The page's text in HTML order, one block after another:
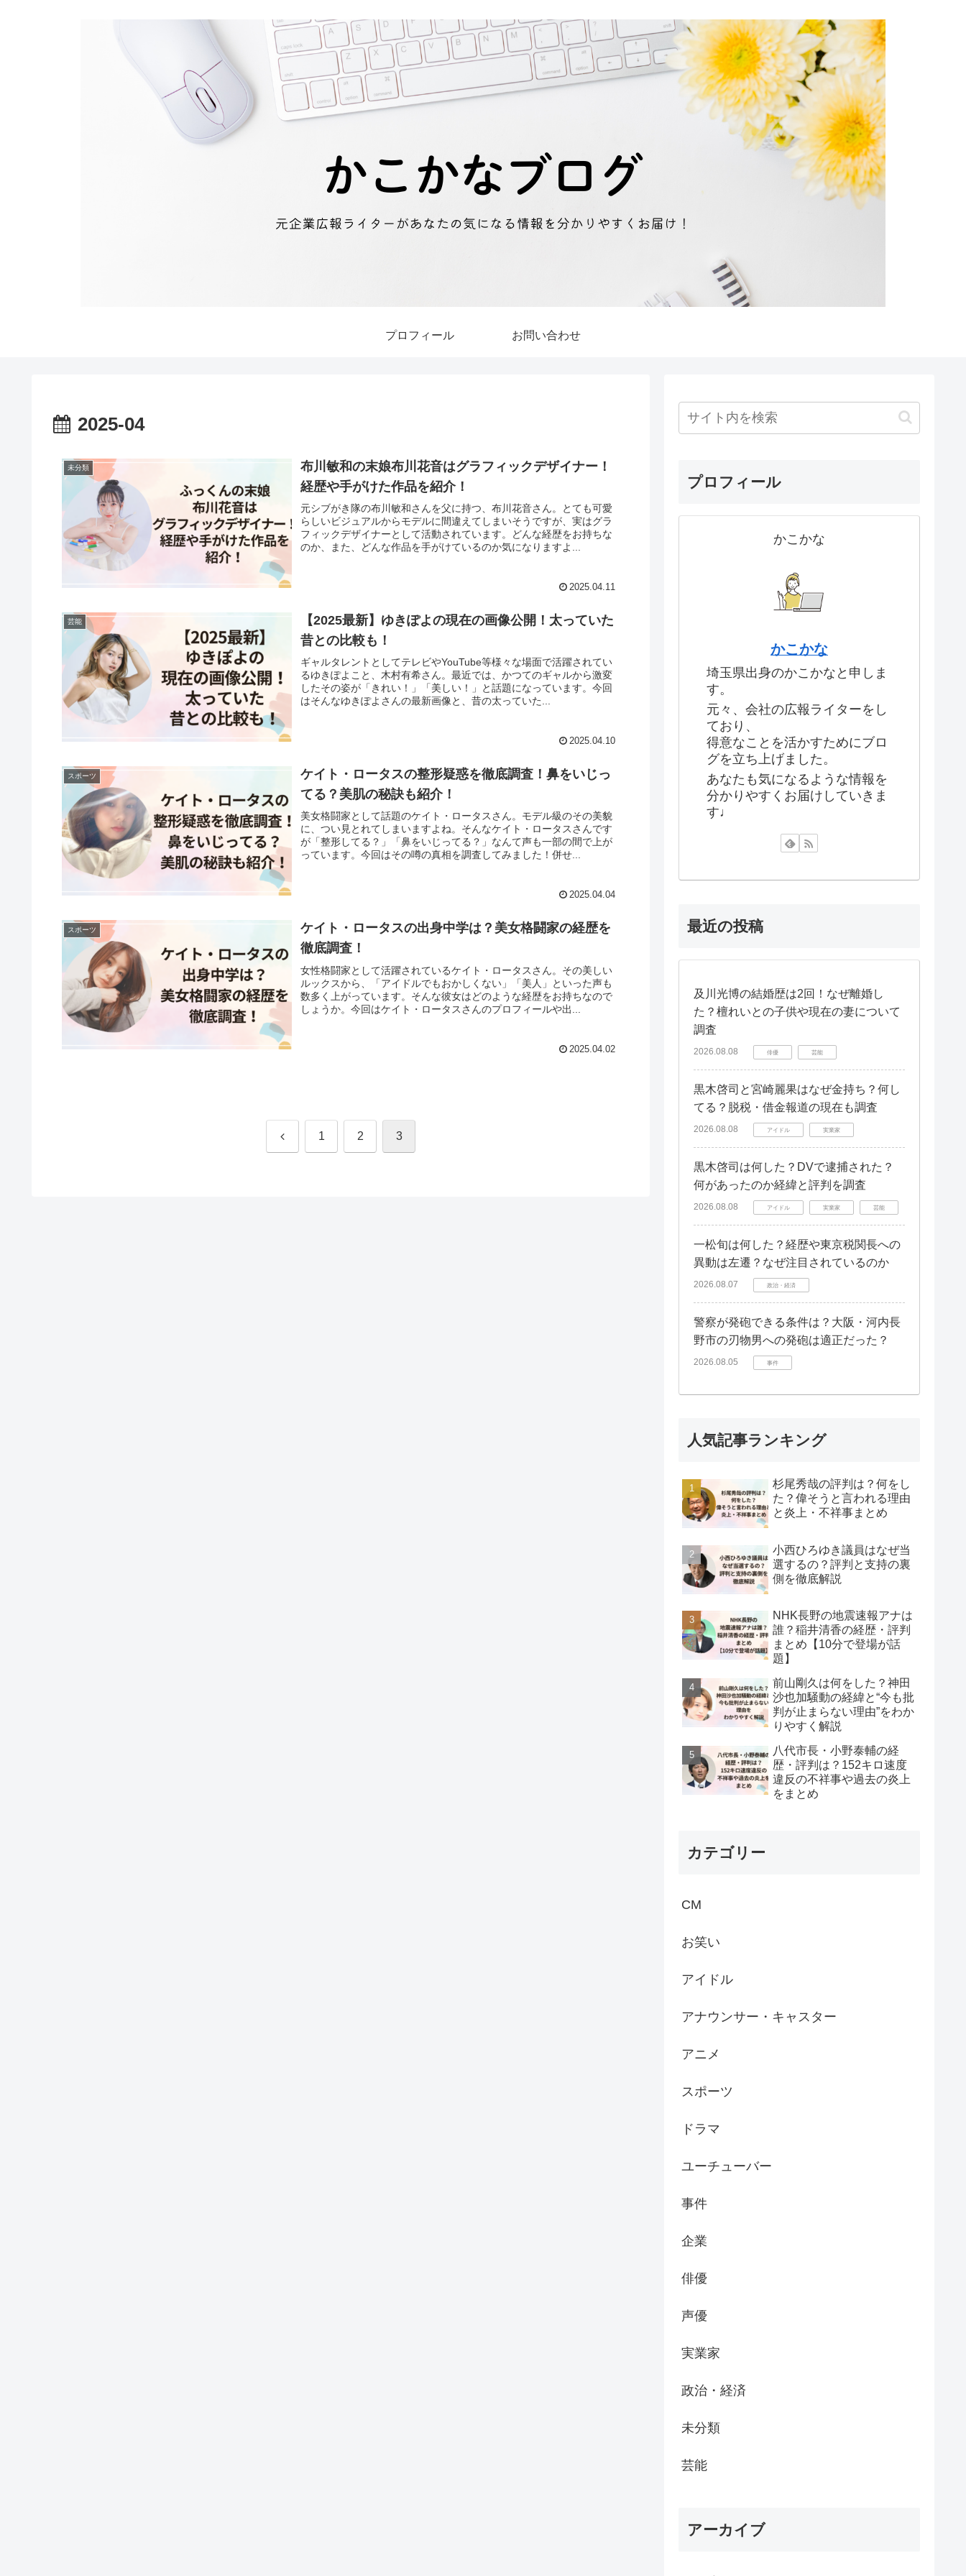
プロフィール お問い合わせ
2025-04
未分類
布川敏和の末娘布川花音はグラフィックデザイナー！
経歴や手がけた作品を紹介！
元シブがき隊の布川敏和さんを父に持つ、布川花音さん。とても可愛
らしいビジュアルからモデルに間違えてしまいそうですが、実はグラ
フィックデザイナーとして活動されています。どんな経歴をお持ちな
のか、また、どんな作品を手がけているのか気になりますよ...
2025.04.11
芸能
【2025最新】ゆきぽよの現在の画像公開！太っていた
昔との比較も！
ギャルタレントとしてテレビやYouTube等様々な場面で活躍されてい
るゆきぽよこと、木村有希さん。最近では、かつてのギャルから激変
したその姿が「きれい！」「美しい！」と話題になっています。今回
はそんなゆきぽよさんの最新画像と、昔の太っていた...
2025.04.10
スポーツ
ケイト・ロータスの整形疑惑を徹底調査！鼻をいじっ
てる？美肌の秘訣も紹介！
美女格闘家として話題のケイト・ロータスさん。モデル級のその美貌
に、つい見とれてしまいますよね。そんなケイト・ロータスさんです
が「整形してる？」「鼻をいじってる？」なんて声も一部の間で上が
っています。今回はその噂の真相を調査してみました！併せ...
2025.04.04
スポーツ
ケイト・ロータスの出身中学は？美女格闘家の経歴を
徹底調査！
女性格闘家として活躍されているケイト・ロータスさん。その美しい
ルックスから、「アイドルでもおかしくない」「美人」といった声も
数多く上がっています。そんな彼女はどのような経歴をお持ちなので
しょうか。今回はケイト・ロータスさんのプロフィールや出...
2025.04.02
前 1 2 3
プロフィール
かこかな
かこかな
埼玉県出身のかこかなと申しま
す。
元々、会社の広報ライターをし
ており、
得意なことを活かすためにブロ
グを立ち上げました。
あなたも気になるような情報を
分かりやすくお届けしていきま
す♩
最近の投稿
及川光博の結婚歴は2回！なぜ離婚し
た？檀れいとの子供や現在の妻について
調査
2026.08.08 俳優 芸能
黒木啓司と宮崎麗果はなぜ金持ち？何し
てる？脱税・借金報道の現在も調査
2026.08.08 アイドル 実業家
黒木啓司は何した？DVで逮捕された？
何があったのか経緯と評判を調査
2026.08.08 アイドル 実業家 芸能
一松旬は何した？経歴や東京税関長への
異動は左遷？なぜ注目されているのか
2026.08.07 政治・経済
警察が発砲できる条件は？大阪・河内長
野市の刃物男への発砲は適正だった？
2026.08.05 事件
人気記事ランキング
杉尾秀哉の評判は？何をし
た？偉そうと言われる理由
と炎上・不祥事まとめ
小西ひろゆき議員はなぜ当
選するの？評判と支持の裏
側を徹底解説
NHK長野の地震速報アナは
誰？稲井清香の経歴・評判
まとめ【10分で登場が話
題】
前山剛久は何をした？神田
沙也加騒動の経緯と“今も批
判が止まらない理由”をわか
りやすく解説
八代市長・小野泰輔の経
歴・評判は？152キロ速度
違反の不祥事や過去の炎上
をまとめ
カテゴリー
CM
お笑い
アイドル
アナウンサー・キャスター
アニメ
スポーツ
ドラマ
ユーチューバー
事件
企業
俳優
声優
実業家
政治・経済
未分類
芸能
アーカイブ